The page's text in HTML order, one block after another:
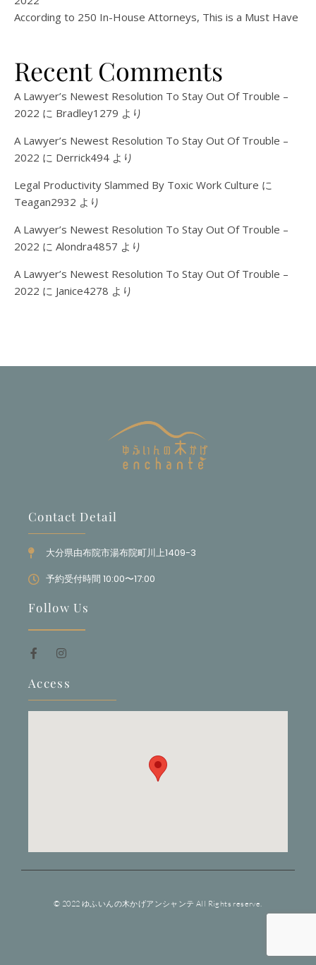
According to 250 In-House Attorneys, This is a Must Have
Recent Comments
A Lawyer’s Newest Resolution To Stay Out Of Trouble –
2022 に Bradley1279 より
A Lawyer’s Newest Resolution To Stay Out Of Trouble –
2022 に Derrick494 より
Legal Productivity Slammed By Toxic Work Culture に
Teagan2932 より
A Lawyer’s Newest Resolution To Stay Out Of Trouble –
2022 に Alondra4857 より
A Lawyer’s Newest Resolution To Stay Out Of Trouble –
2022 に Janice4278 より
Contact Detail
大分県由布院市湯布院町川上1409-3
予約受付時間 10:00〜17:00
Follow Us
Access
© 2022 ゆふいんの木かげアンシャンテ All Rights reserve.